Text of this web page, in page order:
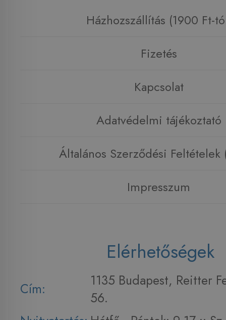
Házhozszállítás (1900 Ft-
Fizetés
Kapcsolat
Adatvédelmi tájékoztató
Általános Szerződési Feltételek
Impresszum
Elérhetőségek
Cím:
1135 Budapest, Reitter
56.